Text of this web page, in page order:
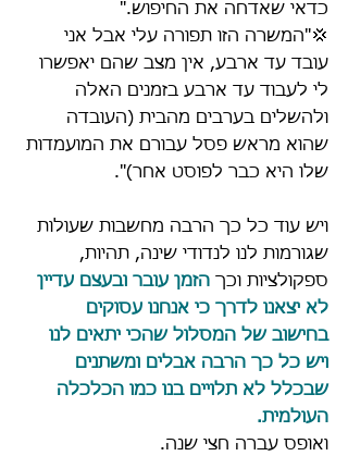
כדאי שאדחה את החיפוש."
💢"המשרה הזו תפורה עלי אבל אני
עובד עד ארבע, אין מצב שהם יאפשרו
לי לעבוד עד ארבע בזמנים האלה
ולהשלים בערבים מהבית (העובדה
שהוא מראש פסל עבורם את המועמדות
שלו היא כבר לפוסט אחר)".
ויש עוד כל כך הרבה מחשבות שעולות
שגורמות לנו לנדודי שינה, תהיות,
ספקולציות וכך הזמן עובר ובעצם עדיין
לא יצאנו לדרך כי אנחנו עסוקים
בחישוב של המסלול שהכי יתאים לנו
ויש כל כך הרבה אבלים ומשתנים
שבכלל לא תלויים בנו כמו הכלכלה
העולמית.
ואופס עברה חצי שנה.